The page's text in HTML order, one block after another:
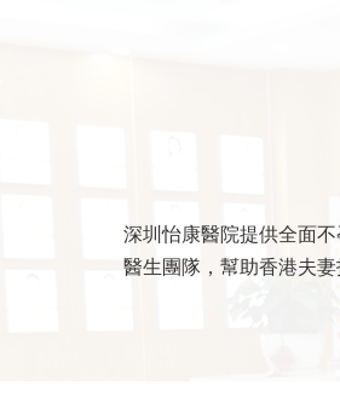
深圳怡康醫院提供全面
醫生團隊，幫助香港夫